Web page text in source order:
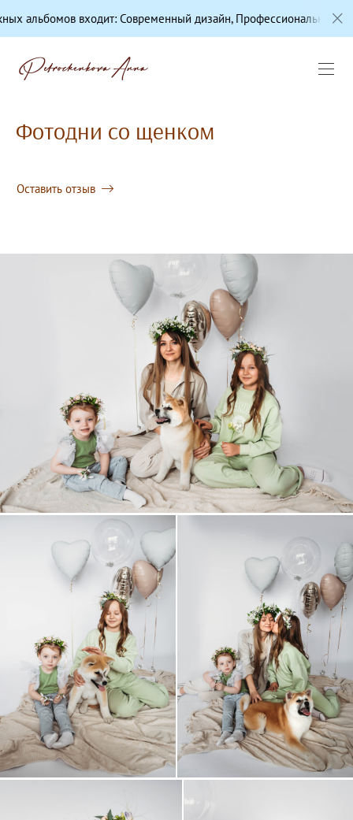
Современный дизайн, Профессиональная
Фотодни со щенком
Оставить отзыв